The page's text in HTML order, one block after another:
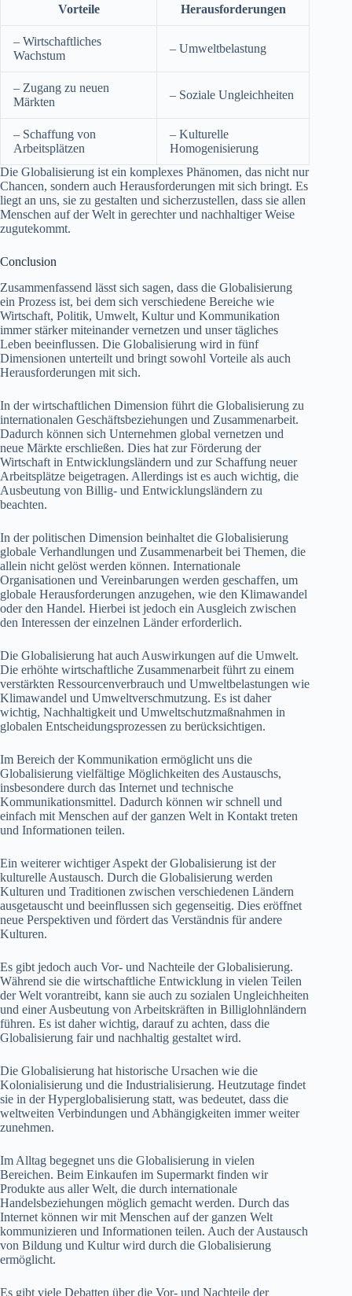
Vorteile Herausforderungen
– Wirtschaftliches
Wachstum
– Umweltbelastung
– Zugang zu neuen
Märkten
– Soziale Ungleichheiten
– Schaffung von
Arbeitsplätzen
– Kulturelle
Homogenisierung
Die Globalisierung ist ein komplexes Phänomen, das nicht nur
Chancen, sondern auch Herausforderungen mit sich bringt. Es
liegt an uns, sie zu gestalten und sicherzustellen, dass sie allen
Menschen auf der Welt in gerechter und nachhaltiger Weise
zugutekommt.
Conclusion
Zusammenfassend lässt sich sagen, dass die Globalisierung
ein Prozess ist, bei dem sich verschiedene Bereiche wie
Wirtschaft, Politik, Umwelt, Kultur und Kommunikation
immer stärker miteinander vernetzen und unser tägliches
Leben beeinflussen. Die Globalisierung wird in fünf
Dimensionen unterteilt und bringt sowohl Vorteile als auch
Herausforderungen mit sich.
In der wirtschaftlichen Dimension führt die Globalisierung zu
internationalen Geschäftsbeziehungen und Zusammenarbeit.
Dadurch können sich Unternehmen global vernetzen und
neue Märkte erschließen. Dies hat zur Förderung der
Wirtschaft in Entwicklungsländern und zur Schaffung neuer
Arbeitsplätze beigetragen. Allerdings ist es auch wichtig, die
Ausbeutung von Billig- und Entwicklungsländern zu
beachten.
In der politischen Dimension beinhaltet die Globalisierung
globale Verhandlungen und Zusammenarbeit bei Themen, die
allein nicht gelöst werden können. Internationale
Organisationen und Vereinbarungen werden geschaffen, um
globale Herausforderungen anzugehen, wie den Klimawandel
oder den Handel. Hierbei ist jedoch ein Ausgleich zwischen
den Interessen der einzelnen Länder erforderlich.
Die Globalisierung hat auch Auswirkungen auf die Umwelt.
Die erhöhte wirtschaftliche Zusammenarbeit führt zu einem
verstärkten Ressourcenverbrauch und Umweltbelastungen wie
Klimawandel und Umweltverschmutzung. Es ist daher
wichtig, Nachhaltigkeit und Umweltschutzmaßnahmen in
globalen Entscheidungsprozessen zu berücksichtigen.
Im Bereich der Kommunikation ermöglicht uns die
Globalisierung vielfältige Möglichkeiten des Austauschs,
insbesondere durch das Internet und technische
Kommunikationsmittel. Dadurch können wir schnell und
einfach mit Menschen auf der ganzen Welt in Kontakt treten
und Informationen teilen.
Ein weiterer wichtiger Aspekt der Globalisierung ist der
kulturelle Austausch. Durch die Globalisierung werden
Kulturen und Traditionen zwischen verschiedenen Ländern
ausgetauscht und beeinflussen sich gegenseitig. Dies eröffnet
neue Perspektiven und fördert das Verständnis für andere
Kulturen.
Es gibt jedoch auch Vor- und Nachteile der Globalisierung.
Während sie die wirtschaftliche Entwicklung in vielen Teilen
der Welt vorantreibt, kann sie auch zu sozialen Ungleichheiten
und einer Ausbeutung von Arbeitskräften in Billiglohnländern
führen. Es ist daher wichtig, darauf zu achten, dass die
Globalisierung fair und nachhaltig gestaltet wird.
Die Globalisierung hat historische Ursachen wie die
Kolonialisierung und die Industrialisierung. Heutzutage findet
sie in der Hyperglobalisierung statt, was bedeutet, dass die
weltweiten Verbindungen und Abhängigkeiten immer weiter
zunehmen.
Im Alltag begegnet uns die Globalisierung in vielen
Bereichen. Beim Einkaufen im Supermarkt finden wir
Produkte aus aller Welt, die durch internationale
Handelsbeziehungen möglich gemacht werden. Durch das
Internet können wir mit Menschen auf der ganzen Welt
kommunizieren und Informationen teilen. Auch der Austausch
von Bildung und Kultur wird durch die Globalisierung
ermöglicht.
Es gibt viele Debatten über die Vor- und Nachteile der